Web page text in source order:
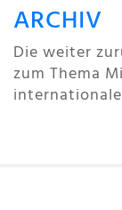
ARCHIV
Die weiter
zum Thema